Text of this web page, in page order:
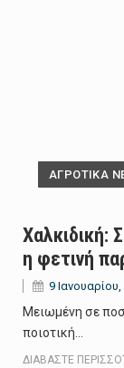
ΑΓΡΟΤΙΚΑ
Χαλκιδική:
η φετινή
9
Μειωμένη σε
ποιοτική…
ΔΙΑΒΆΣΤΕ